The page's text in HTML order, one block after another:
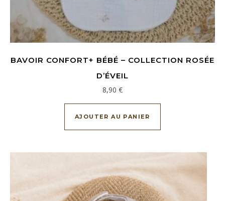
BAVOIR CONFORT+ BÉBÉ – COLLECTION ROSÉE
D’ÉVEIL
8,90 €
AJOUTER AU PANIER